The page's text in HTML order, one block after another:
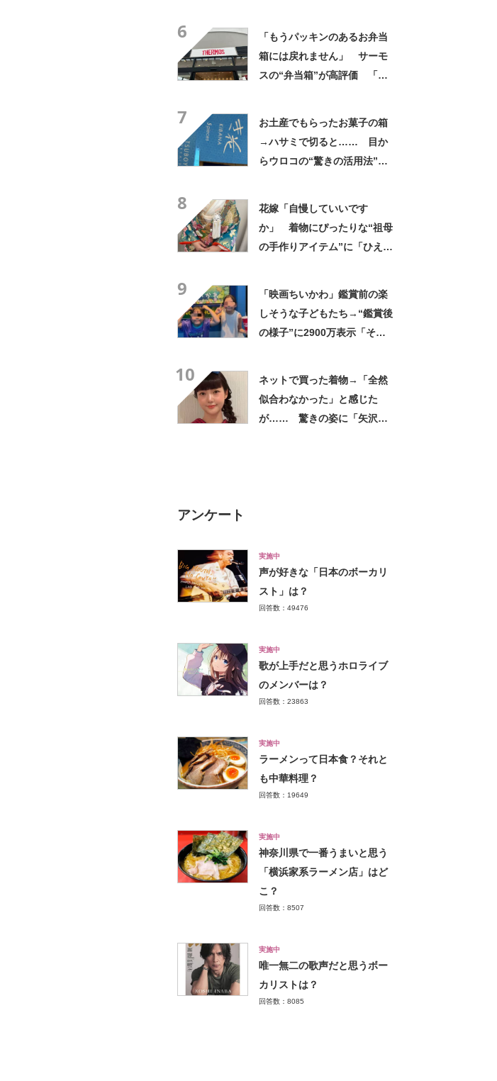
6
「もうパッキンのあるお弁当
箱には戻れません」 サーモ
スの“弁当箱”が高評価 「想
7
お土産でもらったお菓子の箱
→ハサミで切ると…… 目か
らウロコの“驚きの活用法”に
8
花嫁「自慢していいです
か」 着物にぴったりな“祖母
の手作りアイテム”に「ひえ
9
「映画ちいかわ」鑑賞前の楽
しそうな子どもたち→“鑑賞後
の様子”に2900万表示「そう
10
ネットで買った着物→「全然
似合わなかった」と感じた
が…… 驚きの姿に「矢沢あ
アンケート
実施中
声が好きな「日本のボーカリ
スト」は？
回答数：49476
実施中
歌が上手だと思うホロライブ
のメンバーは？
回答数：23863
実施中
ラーメンって日本食？それと
も中華料理？
回答数：19649
実施中
神奈川県で一番うまいと思う
「横浜家系ラーメン店」はど
こ？
回答数：8507
実施中
唯一無二の歌声だと思うボー
カリストは？
回答数：8085